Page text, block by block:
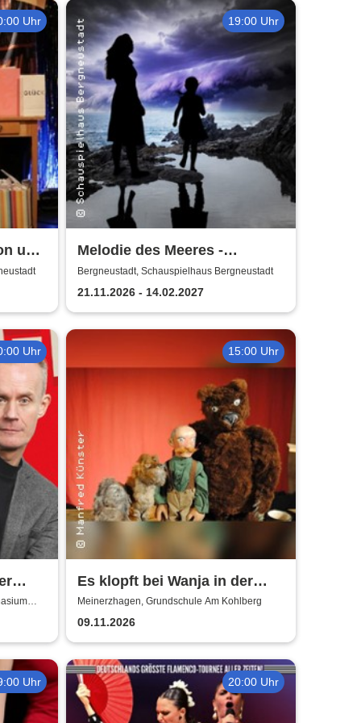
Uhr
und
19:00 Uhr
Melodie des Meeres -
Schauspielhaus
Bergneustadt
Bergneustadt, Schauspielhaus Bergneustadt
21.11.2026 - 14.02.2027
Uhr 15:00 Uhr
Es klopft bei Wanja in der
Nacht - Figurentheater
Manfred Künster
Meinerzhagen, Grundschule Am Kohlberg
09.11.2026
Uhr 20:00 Uhr